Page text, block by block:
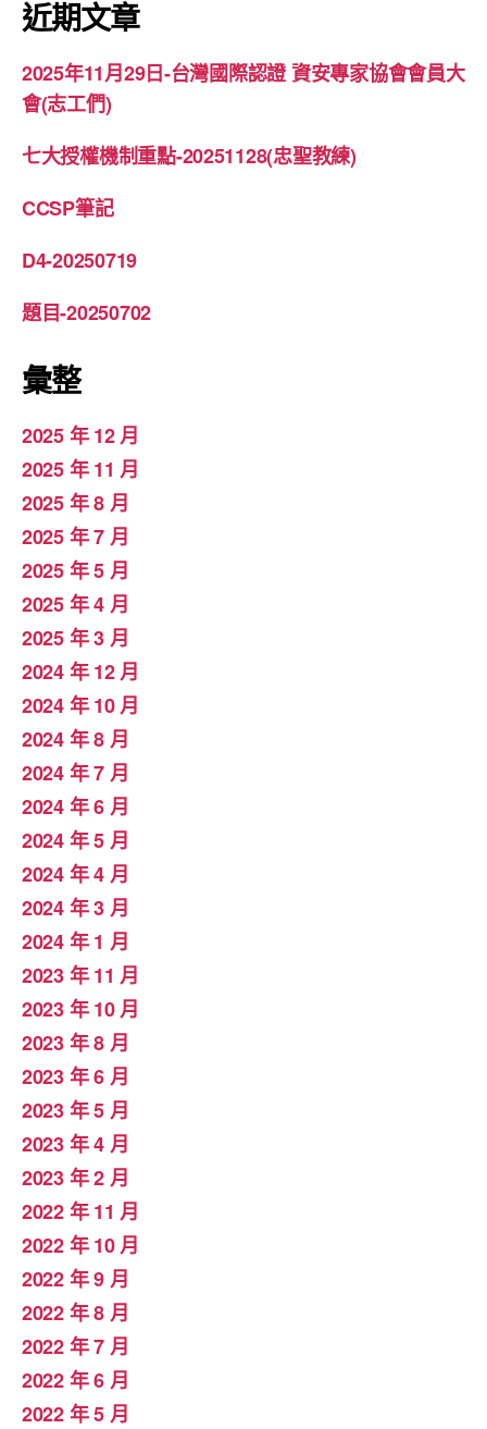
字:
近期文章
2025年11月29日-台灣國際認證 資安專家協會會員大
會(志工們)
七大授權機制重點-20251128(忠聖教練)
CCSP筆記
D4-20250719
題目-20250702
彙整
2025 年 12 月
2025 年 11 月
2025 年 8 月
2025 年 7 月
2025 年 5 月
2025 年 4 月
2025 年 3 月
2024 年 12 月
2024 年 10 月
2024 年 8 月
2024 年 7 月
2024 年 6 月
2024 年 5 月
2024 年 4 月
2024 年 3 月
2024 年 1 月
2023 年 11 月
2023 年 10 月
2023 年 8 月
2023 年 6 月
2023 年 5 月
2023 年 4 月
2023 年 2 月
2022 年 11 月
2022 年 10 月
2022 年 9 月
2022 年 8 月
2022 年 7 月
2022 年 6 月
2022 年 5 月